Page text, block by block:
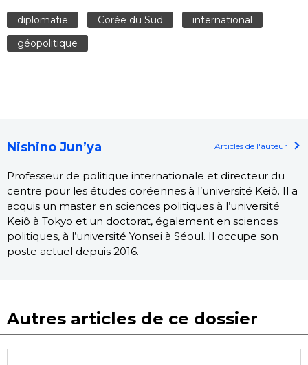
diplomatie Corée du Sud
international
géopolitique
Nishino Jun’ya Articles de l'auteur
Professeur de politique internationale et directeur du
centre pour les études coréennes à l’université Keiô. Il a
acquis un master en sciences politiques à l’université
Keiô à Tokyo et un doctorat, également en sciences
politiques, à l’université Yonsei à Séoul. Il occupe son
poste actuel depuis 2016.
Autres articles de ce dossier